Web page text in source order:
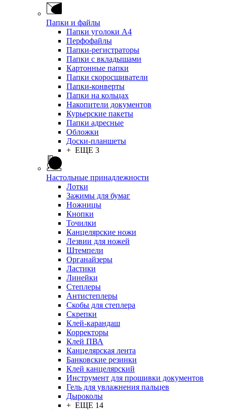
Папки и файлы
Папки уголоки А4
Перфофайлы
Папки-регистраторы
Папки с вкладышами
Картонные папки
Папки скоросшиватели
Папки-конверты
Папки на кольцах
Накопители документов
Курьерские пакеты
Папки адресные
Обложки
Доски-планшеты
+ ЕЩЕ 3
Настольные принадлежности
Лотки
Зажимы для бумаг
Ножницы
Кнопки
Точилки
Канцелярские ножи
Лезвии для ножей
Штемпели
Органайзеры
Ластики
Линейки
Степлеры
Антистеплеры
Скобы для степлера
Скрепки
Клей-карандаш
Корректоры
Клей ПВА
Канцелярская лента
Банковские резинки
Клей канцелярский
Инструмент для прошивки документов
Гель для увлажнения пальцев
Дыроколы
+ ЕЩЕ 14